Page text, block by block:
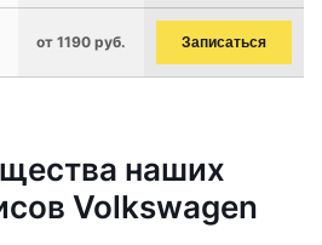
от 1190 руб. Записаться
наших
Volkswagen